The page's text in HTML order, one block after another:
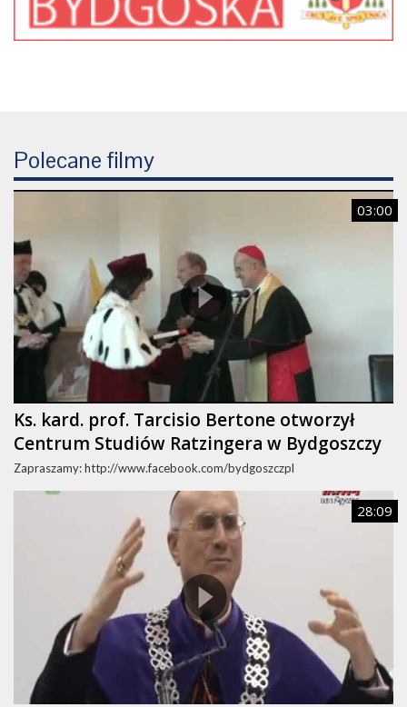
Polecane filmy
03:00
Ks. kard. prof. Tarcisio Bertone otworzył
Centrum Studiów Ratzingera w Bydgoszczy
Zapraszamy: http://www.facebook.com/bydgoszczpl
28:09